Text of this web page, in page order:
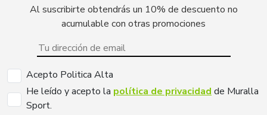
Al suscribirte obtendrás un 10% de descuento no
acumulable con otras promociones
Acepto Politica Alta
He leído y acepto la política de privacidad de Muralla
Sport.